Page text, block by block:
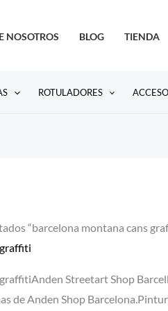
NOSOTROS BLOG TIENDA
ROTULADORES
“barcelona montana cans
Streetart Shop
de Anden Shop